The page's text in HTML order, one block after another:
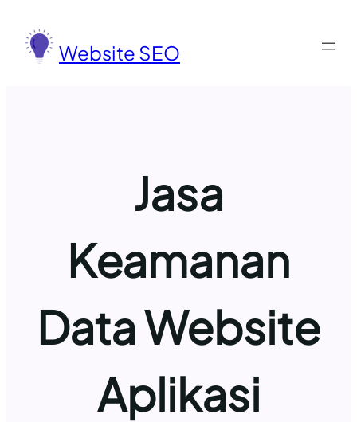
konten
Website SEO
Jasa
Keamanan
Data Website
Aplikasi